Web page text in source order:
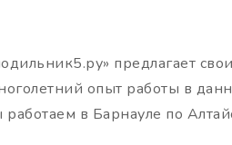
предлагает
опыт работы в
в Барнауле по